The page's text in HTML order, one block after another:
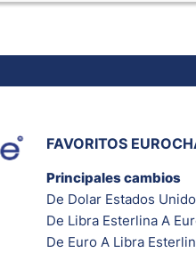
FAVORITOS
Principales cambios
De Dolar Estados
De Libra Esterlina A
De Euro A Libra